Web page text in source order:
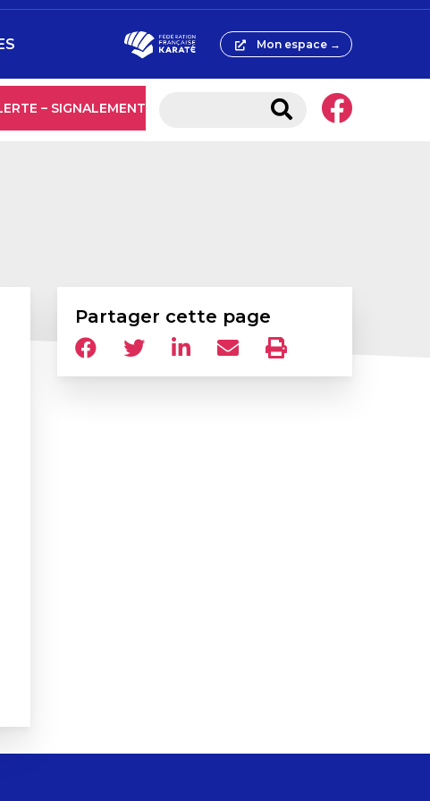
– SIGNALEMENT
Mon espace →
Partager cette page